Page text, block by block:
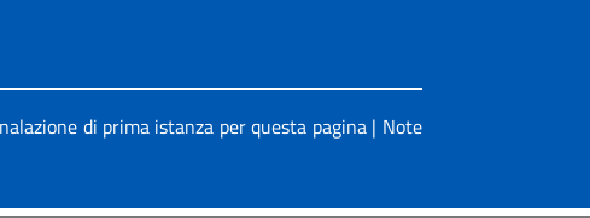
di prima istanza per questa pagina| Note